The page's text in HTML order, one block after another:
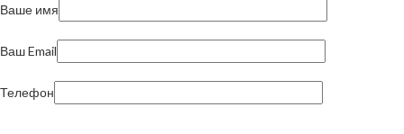
Ваше имя
Ваш Email
Телефон